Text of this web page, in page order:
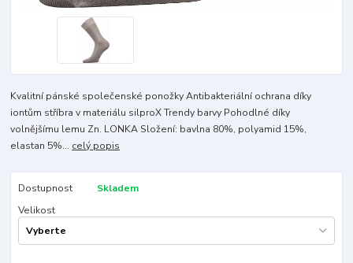
Kvalitní pánské společenské ponožky Antibakteriální ochrana díky
iontům stříbra v materiálu silproX Trendy barvy Pohodlné díky
volnějšímu lemu Zn. LONKA Složení: bavlna 80%, polyamid 15%,
elastan 5%... celý popis
Dostupnost
Skladem
Velikost